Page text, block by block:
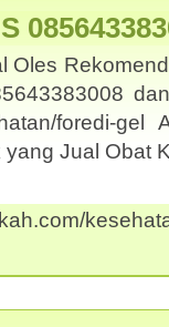
Oles
foredi-
yang Jual Obat